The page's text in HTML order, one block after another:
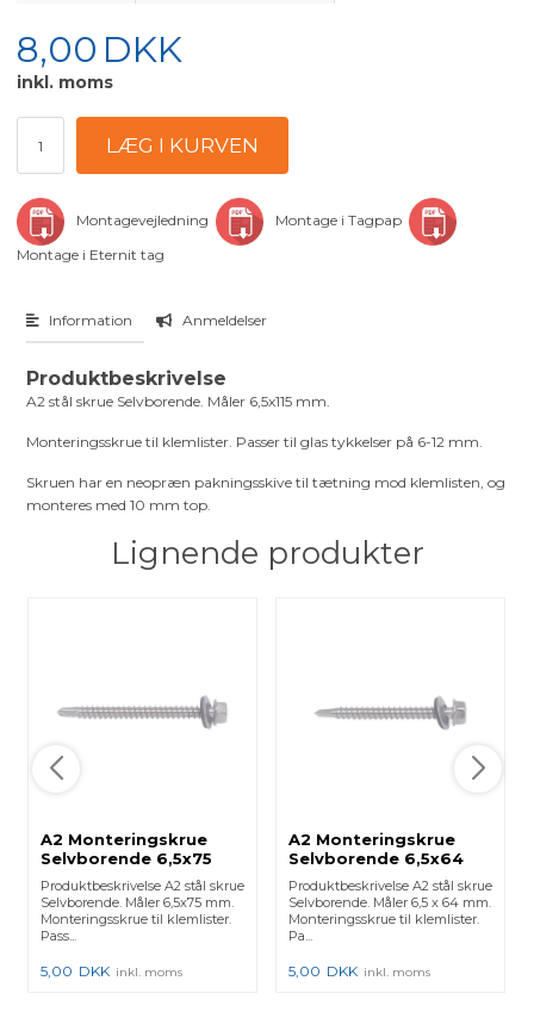
8,00 DKK
inkl. moms
Montagevejledning
Montage i Tagpap
Montage i Eternit tag
Information Anmeldelser
Produktbeskrivelse
A2 stål skrue Selvborende. Måler 6,5x115 mm.
Monteringsskrue til klemlister. Passer til glas tykkelser på 6-12 mm.
Skruen har en neopræn pakningsskive til tætning mod klemlisten, og
monteres med 10 mm top.
Lignende produkter
A2 Monteringskrue
Selvborende 6,5x75
mm
Produktbeskrivelse A2 stål skrue
Selvborende. Måler 6,5x75 mm.
Monteringsskrue til klemlister.
Pass...
5,00 DKK inkl. moms
A2 Monteringskrue
Selvborende 6,5x64
mm
Produktbeskrivelse A2 stål skrue
Selvborende. Måler 6,5 x 64 mm.
Monteringsskrue til klemlister.
Pa...
5,00 DKK inkl. moms